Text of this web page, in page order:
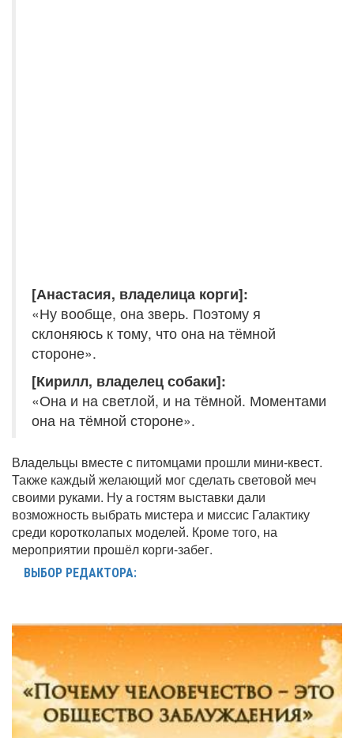
[Анастасия, владелица корги]:
«Ну вообще, она зверь. Поэтому я
склоняюсь к тому, что она на тёмной
стороне».
[Кирилл, владелец собаки]:
«Она и на светлой, и на тёмной. Моментами
она на тёмной стороне».
Владельцы вместе с питомцами прошли мини-квест.
Также каждый желающий мог сделать световой меч
своими руками. Ну а гостям выставки дали
возможность выбрать мистера и миссис Галактику
среди коротколапых моделей. Кроме того, на
мероприятии прошёл корги-забег.
ВЫБОР РЕДАКТОРА: